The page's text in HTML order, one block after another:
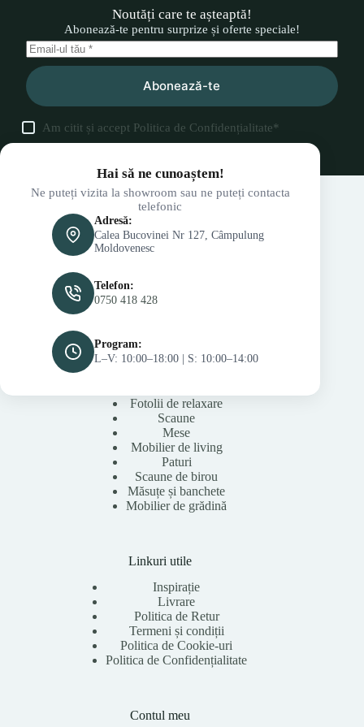
Noutăți care te așteaptă!
Abonează-te pentru surprize și oferte speciale!
Abonează-te
Am citit și accept Politica de Confidențialitate*
Hai să ne cunoaștem!
Ne puteți vizita la showroom sau ne puteți contacta
telefonic
Adresă:
Calea Bucovinei Nr 127, Câmpulung
Moldovenesc
Telefon:
0750 418 428
Program:
L–V: 10:00–18:00 | S: 10:00–14:00
Fotolii de relaxare
Scaune
Mese
Mobilier de living
Paturi
Scaune de birou
Măsuțe și banchete
Mobilier de grădină
Linkuri utile
Inspirație
Livrare
Politica de Retur
Termeni și condiții
Politica de Cookie-uri
Politica de Confidențialitate
Contul meu